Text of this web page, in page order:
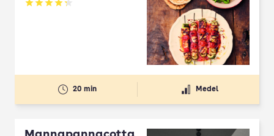
Betyg: 4.3 av 5
20 min Medel